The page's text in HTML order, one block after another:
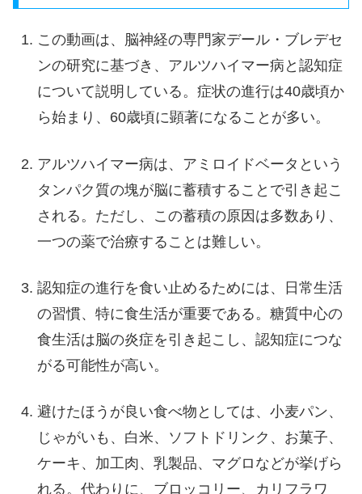
この動画は、脳神経の専門家デール・ブレデセ
ンの研究に基づき、アルツハイマー病と認知症
について説明している。症状の進行は40歳頃か
ら始まり、60歳頃に顕著になることが多い。
アルツハイマー病は、アミロイドベータという
タンパク質の塊が脳に蓄積することで引き起こ
される。ただし、この蓄積の原因は多数あり、
一つの薬で治療することは難しい。
認知症の進行を食い止めるためには、日常生活
の習慣、特に食生活が重要である。糖質中心の
食生活は脳の炎症を引き起こし、認知症につな
がる可能性が高い。
避けたほうが良い食べ物としては、小麦パン、
じゃがいも、白米、ソフトドリンク、お菓子、
ケーキ、加工肉、乳製品、マグロなどが挙げら
れる。代わりに、ブロッコリー、カリフラワ